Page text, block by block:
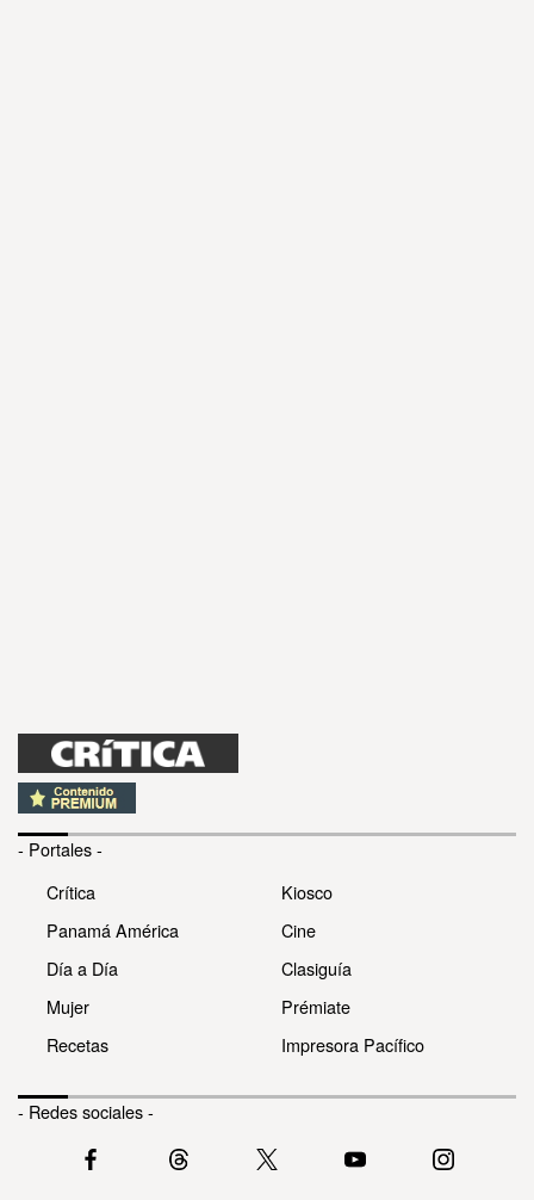
- Portales -
Crítica
Panamá América
Día a Día
Mujer
Recetas
Kiosco
Cine
Clasiguía
Prémiate
Impresora Pacífico
- Redes sociales -